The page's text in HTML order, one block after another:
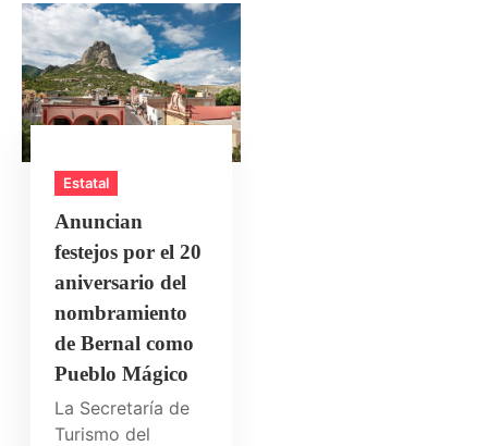
Estatal
Anuncian
festejos por el 20
aniversario del
nombramiento
de Bernal como
Pueblo Mágico
La Secretaría de
Turismo del